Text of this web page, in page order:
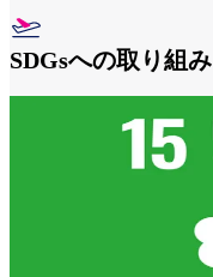
SDGsへの取り組み